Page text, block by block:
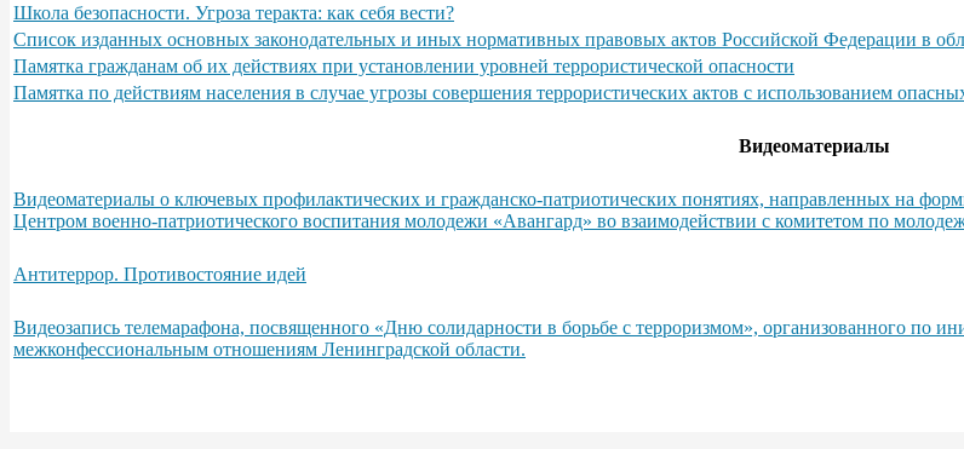
Школа безопасности. Угроза теракта: как себя вести?
Список изданных основных законодательных и иных нормативных правовых актов Российской Федерации в
Памятка гражданам об их действиях при установлении уровней террористической опасности
Памятка по действиям населения в случае угрозы совершения террористических актов с использованием
Видеоматериалы
Видеоматериалы о ключевых профилактических и гражданско-патриотических понятиях, направленных на
Центром военно-патриотического воспитания молодежи «Авангард» во взаимодействии с комитетом по
Антитеррор. Противостояние идей
Видеозапись телемарафона, посвященного «Дню солидарности в борьбе с терроризмом», организованного по
межконфессиональным отношениям Ленинградской области.